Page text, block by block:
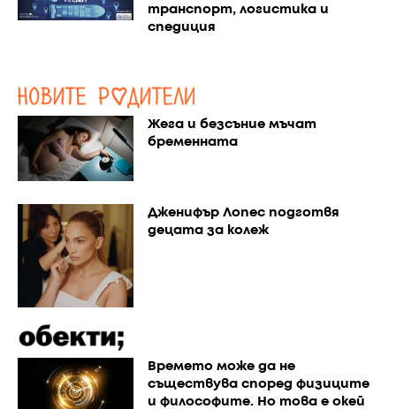
транспорт, логистика и
спедиция
Жега и безсъние мъчат
бременната
Дженифър Лопес подготвя
децата за колеж
Времето може да не
съществува според физиците
и философите. Но това е окей